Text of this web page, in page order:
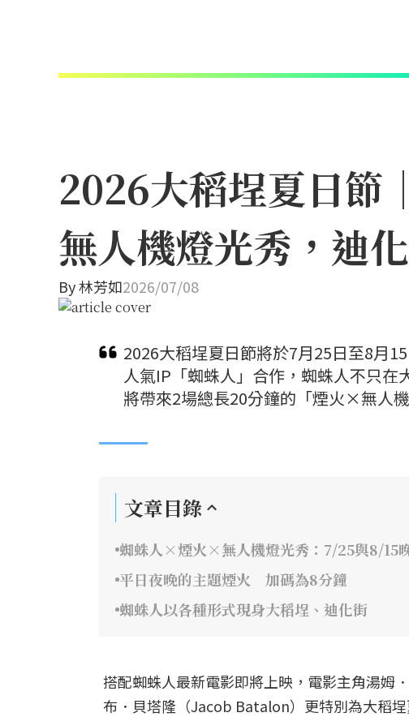
2026大稻埕夏日節
無人機燈光秀，迪
By林芳如2026/07/08
2026大稻埕夏日節將於7月25日至8月
人氣IP「蜘蛛人」合作，蜘蛛人不只
將帶來2場總長20分鐘的「煙火×無人
文章目錄
蜘蛛人×煙火×無人機燈光秀：7/25與8/15
平日夜晚的主題煙火 加碼為8分鐘
蜘蛛人以各種形式現身大稻埕、迪化街
搭配蜘蛛人最新電影即將上映，電影主角湯
布．貝塔隆（Jacob Batalon）更特別為大稻